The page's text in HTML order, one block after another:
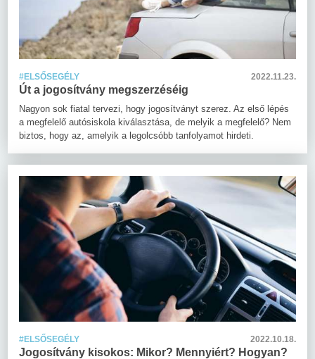
#ELSŐSEGÉLY 2022.11.23.
Út a jogosítvány megszerzéséig
Nagyon sok fiatal tervezi, hogy jogosítványt szerez. Az első lépés
a megfelelő autósiskola kiválasztása, de melyik a megfelelő? Nem
biztos, hogy az, amelyik a legolcsóbb tanfolyamot hirdeti.
#ELSŐSEGÉLY 2022.10.18.
Jogosítvány kisokos: Mikor? Mennyiért? Hogyan?